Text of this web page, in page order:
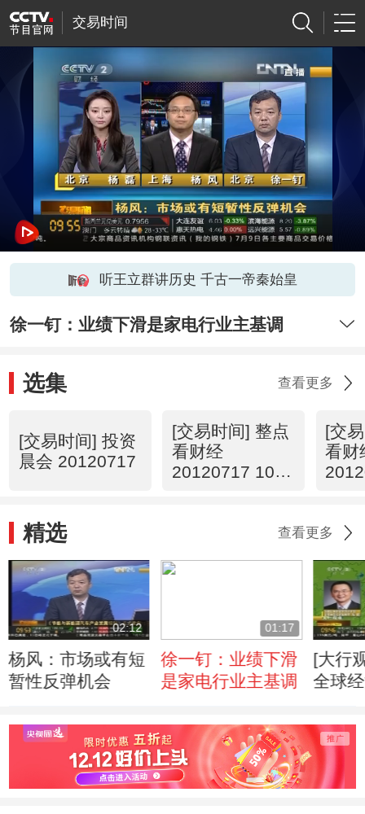
交易时间
听王立群讲历史 千古一帝秦始皇
徐一钉：业绩下滑是家电行业主基调
选集 查看更多
[交易时间] 投资
晨会 20120717
[交易时间] 整点
看财经
20120717 10：
[交
看财
精选 查看更多
02:12
杨风：市场或有短
暂性反弹机会
01:17
徐一钉：业绩下滑
是家电行业主基调
[大行
全球